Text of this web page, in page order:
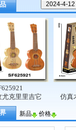
里里吉它
仿真木
新品 价格